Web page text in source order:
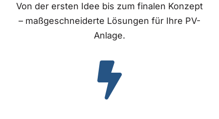
Von der ersten Idee bis zum finalen Konzept
– maßgeschneiderte Lösungen für Ihre PV-
Anlage.